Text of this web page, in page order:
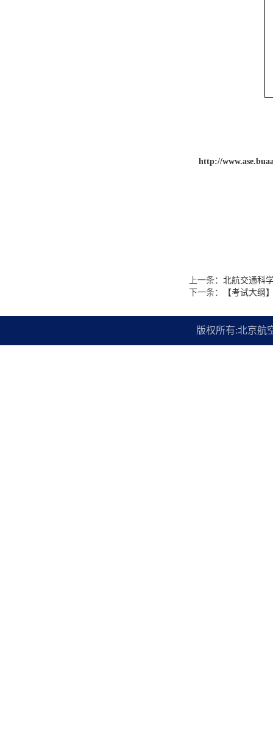
http://
上一条： 北航交通科
下一条：
【考试大纲
版权所有:北京航